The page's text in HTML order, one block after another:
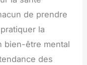
de prendre
la
bien-être mental
des